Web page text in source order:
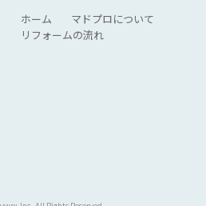
ホーム
マドプロについて
リフォームの流れ